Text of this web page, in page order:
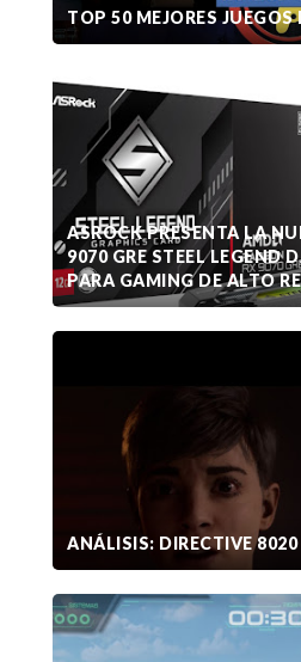
TOP 50 MEJORES JUEGOS
ASROCK PRESENTA LA
9070 GRE STEEL LEGEND
PARA GAMING DE ALTO
ANÁLISIS: DIRECTIVE 8020